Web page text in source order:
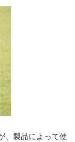
、製品によって使